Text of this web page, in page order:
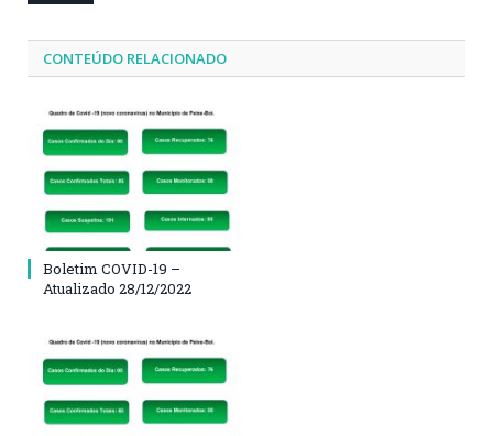
CONTEÚDO RELACIONADO
Boletim COVID-19 –
Atualizado 28/12/2022